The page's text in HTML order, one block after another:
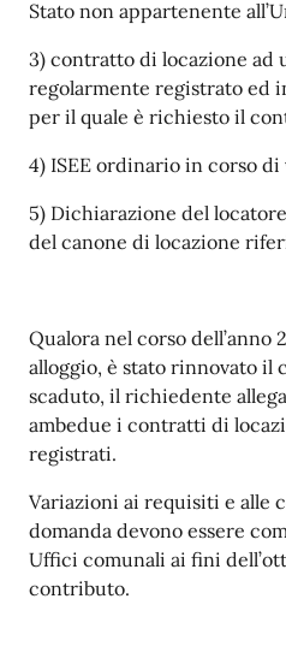
Stato non appartenente
3) contratto di locazione ad
regolarmente registrato ed
per il quale è richiesto il
4) ISEE ordinario in corso di
5) Dichiarazione del
del canone di locazione
Qualora nel corso dell’anno
alloggio, è stato rinnovato il
scaduto, il richiedente
ambedue i contratti di
registrati.
Variazioni ai requisiti e alle
domanda devono essere
Uffici comunali ai fini
contributo.